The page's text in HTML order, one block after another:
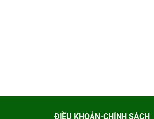
ĐIỀU KHOẢN-CHÍNH SÁCH